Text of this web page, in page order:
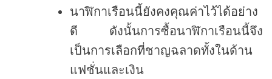
นาฬิกาเรือนนี้ยังคงคุณค่าไว้ได้อย่าง
ดี ดังนั้นการซื้อนาฬิกาเรือนนี้จึง
เป็นการเลือกที่ชาญฉลาดทั้งในด้าน
แฟชั่นและเงิน